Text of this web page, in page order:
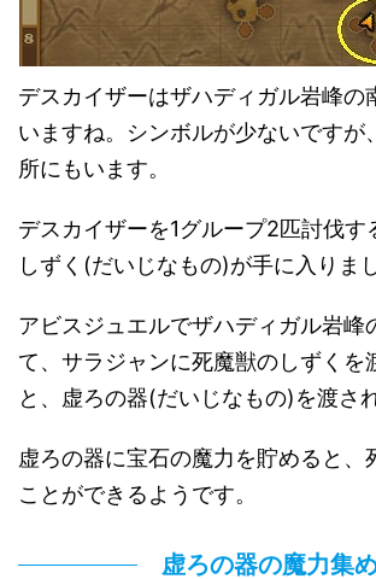
デスカイザーはザハディガル岩峰の
いますね。シンボルが少ないですが
所にもいます。
デスカイザーを1グループ2匹討伐す
しずく(だいじなもの)が手に入りまし
アビスジュエルでザハディガル岩峰
て、サラジャンに死魔獣のしずくを
と、虚ろの器(だいじなもの)を渡さ
虚ろの器に宝石の魔力を貯めると、
ことができるようです。
虚ろの器の魔力集